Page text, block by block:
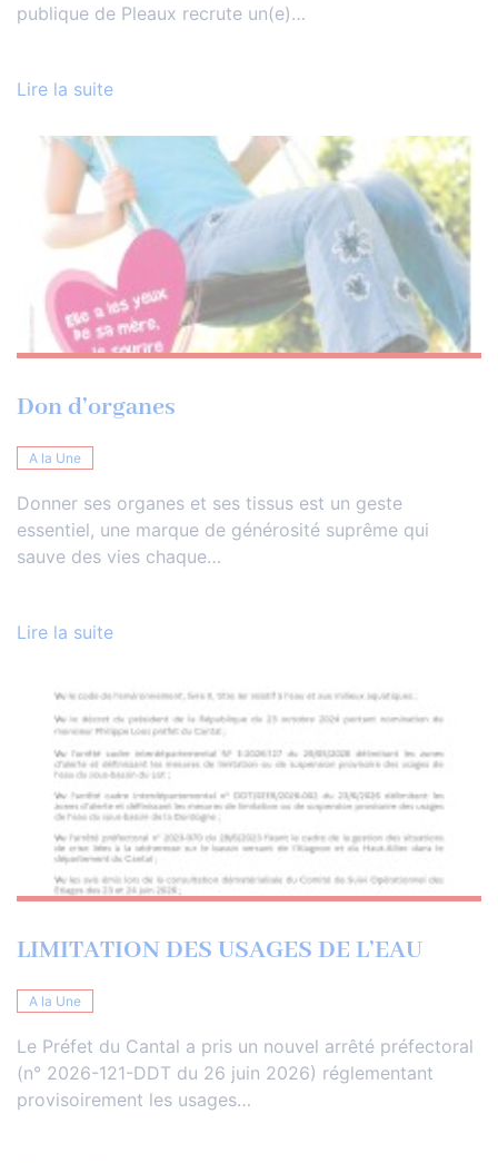
publique de Pleaux recrute un(e)…
Lire la suite
Don d’organes
A la Une
Donner ses organes et ses tissus est un geste
essentiel, une marque de générosité suprême qui
sauve des vies chaque…
Lire la suite
LIMITATION DES USAGES DE L’EAU
A la Une
Le Préfet du Cantal a pris un nouvel arrêté préfectoral
(n° 2026-121-DDT du 26 juin 2026) réglementant
provisoirement les usages…